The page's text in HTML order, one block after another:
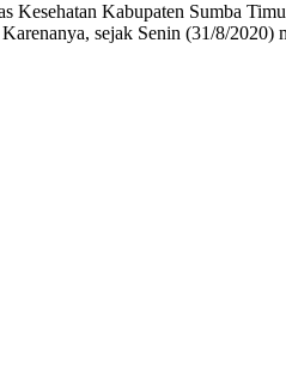
Kabupaten Sumba
sejak Senin (31/8/2020)